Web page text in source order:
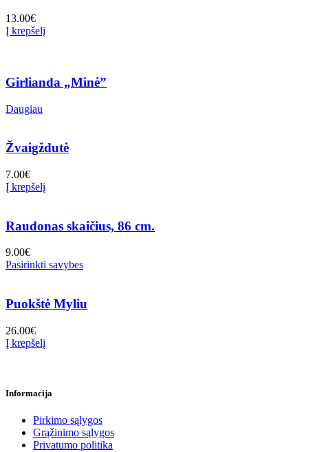
13.00€
Į krepšelį
Girlianda „Minė”
Daugiau
Žvaigždutė
7.00€
Į krepšelį
Raudonas skaičius, 86 cm.
9.00€
Pasirinkti savybes
Puokštė Myliu
26.00€
Į krepšelį
Informacija
Pirkimo sąlygos
Grąžinimo sąlygos
Privatumo politika